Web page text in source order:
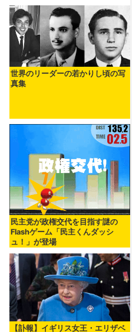
世界のリーダーの若かりし頃の写
真集
民主党が政権交代を目指す謎の
Flashゲーム「民主くんダッシ
ュ！」が登場
【訃報】イギリス女王・エリザベ